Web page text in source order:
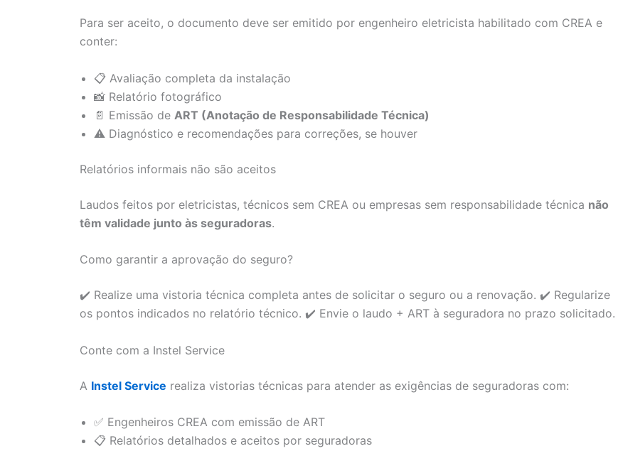
Para ser aceito, o documento deve ser emitido por engenheiro eletricista habilitado com CREA e
conter:
📋 Avaliação completa da instalação
📸 Relatório fotográfico
📄 Emissão de ART (Anotação de Responsabilidade Técnica)
⚠️ Diagnóstico e recomendações para correções, se houver
Relatórios informais não são aceitos
Laudos feitos por eletricistas, técnicos sem CREA ou empresas sem responsabilidade técnica não
têm validade junto às seguradoras.
Como garantir a aprovação do seguro?
✔️ Realize uma vistoria técnica completa antes de solicitar o seguro ou a renovação. ✔️ Regularize
os pontos indicados no relatório técnico. ✔️ Envie o laudo + ART à seguradora no prazo solicitado.
Conte com a Instel Service
A Instel Service realiza vistorias técnicas para atender as exigências de seguradoras com:
✅ Engenheiros CREA com emissão de ART
📋 Relatórios detalhados e aceitos por seguradoras